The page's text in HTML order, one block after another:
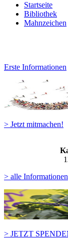
Startseite
Bibliothek
Mahnzeichen
Erste Informationen
> Jetzt mitmachen!
> alle Informationen
> JETZT